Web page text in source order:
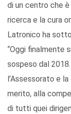
di un centro che
ricerca e la cura
Latronico ha
“Oggi finalmente
sospeso dal
l’Assessorato e
merito, alla
di tutti quei